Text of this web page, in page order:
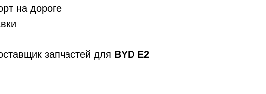
на дороге
запчастей для BYD E2